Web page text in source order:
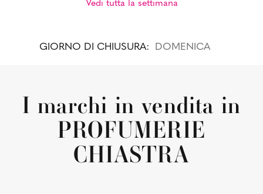
Vedi tutta la settimana
GIORNO DI CHIUSURA: DOMENICA
I marchi in vendita in
PROFUMERIE
CHIASTRA